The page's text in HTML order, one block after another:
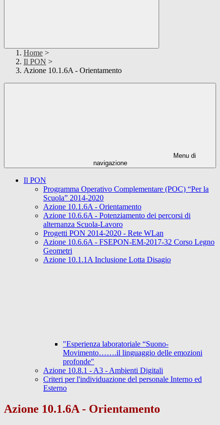
Home >
Il PON >
Azione 10.1.6A - Orientamento
Menu di
navigazione
Il PON
Programma Operativo Complementare (POC) “Per la
Scuola” 2014-2020
Azione 10.1.6A - Orientamento
Azione 10.6.6A - Potenziamento dei percorsi di
alternanza Scuola-Lavoro
Progetti PON 2014-2020 - Rete WLan
Azione 10.6.6A - FSEPON-EM-2017-32 Corso Legno
Geometri
Azione 10.1.1A Inclusione Lotta Disagio
"Esperienza laboratoriale “Suono-
Movimento…….il linguaggio delle emozioni
profonde"
Azione 10.8.1 - A3 - Ambienti Digitali
Criteri per l'individuazione del personale Interno ed
Esterno
Azione 10.1.6A - Orientamento